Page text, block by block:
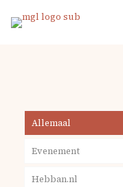
Allemaal
Evenement
Hebban.nl